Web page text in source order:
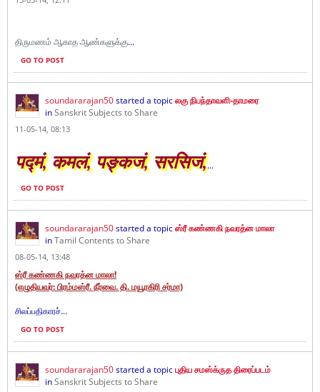
திருமணம் ஆகாத ஆண்களுக்கு...
GO TO POST
soundararajan50started a topicலகு நிபந்தாவளி-தாமரை
inSanskrit Subjects to Share
11-05-14, 08:13
पद्मं, कमलं, पङ्कजं, सरसिजं,...
GO TO POST
soundararajan50started a topicஸ்ரீ கண்ணகி நவரத்ன மாலா
inTamil Contents to Share
08-05-14, 13:48
ஸ்ரீ கண்ணகி நவரத்ன மாலா!
(எழுதியவர்: பிரம்மஸ்ரீ. நீர்வை. தி. மயூரகிரி சர்மா)
சிலப்பதிகாரச்...
GO TO POST
soundararajan50started a topicபுதிய சமஸ்க்ருத திரைப்படம்
inSanskrit Subjects to Share